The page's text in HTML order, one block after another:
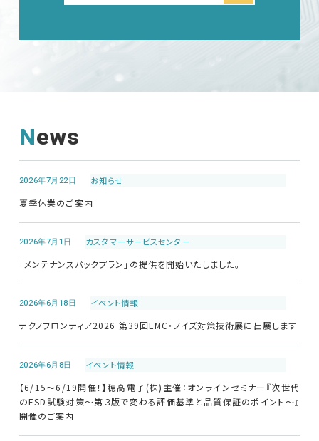
EMCソリューションセンター
修理・校正
サポートデスク
HOME
News
2026年7月22日 お知らせ
夏季休業のご案内
2026年7月1日 カスタマーサービスセンター
「メンテナンスパックプラン」の提供を開始いたしました。
2026年6月18日 イベント情報
テクノフロンティア2026 第39回EMC・ノイズ対策技術展に出展します
2026年6月8日 イベント情報
【6/15～6/19開催！】穂高電子(株)主催：オンラインセミナー『次世代
のESD試験対策～第３版で変わる評価基準と品質保証のポイント～』
開催のご案内